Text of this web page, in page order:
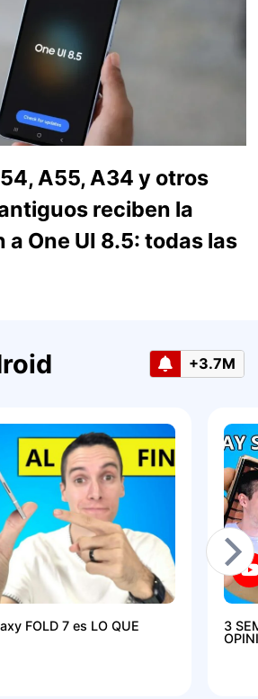
A55, A34 y otros
reciben la
One UI 8.5: todas las
+3.7M
FOLD 7 es LO QUE
3